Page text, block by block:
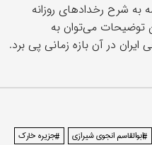
به شرح رخدادهای روزانه
توضیحات می‌توان به
در آن بازه زمانی پی برد.
#ابوالقاسم انجوی شیرازی #جزیره خارک